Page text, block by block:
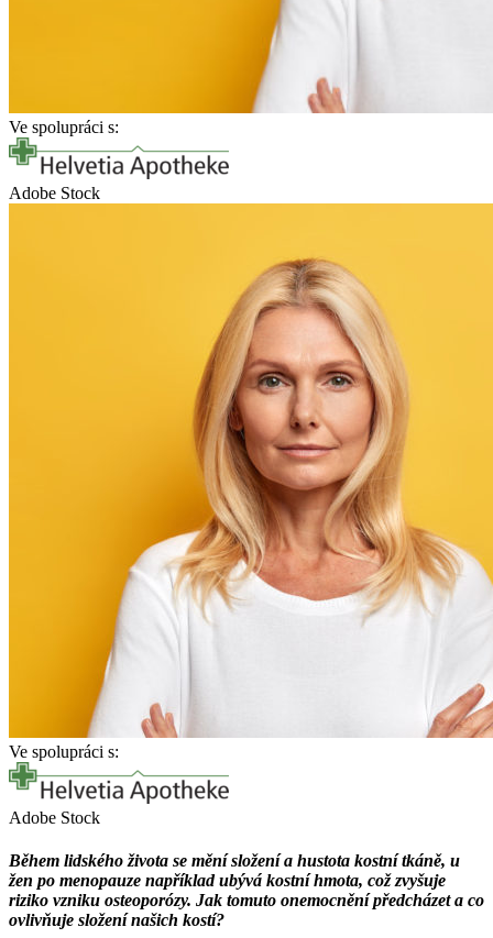
Ve spolupráci s:
Adobe Stock
Ve spolupráci s:
Adobe Stock
Během lidského života se mění složení a hustota kostní tkáně, u
žen po menopauze například ubývá kostní hmota, což zvyšuje
riziko vzniku osteoporózy. Jak tomuto onemocnění předcházet a co
ovlivňuje složení našich kostí?